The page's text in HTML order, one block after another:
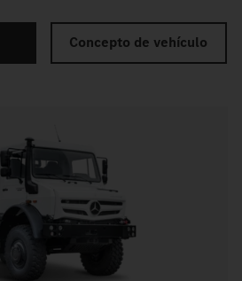
Concepto de vehículo